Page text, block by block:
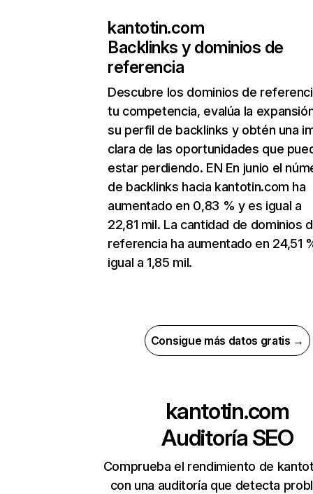
kantotin.com
Backlinks y dominios de
referencia
Descubre los dominios de
tu competencia, evalúa la
su perfil de backlinks y obtén una
clara de las oportunidades que
estar perdiendo. EN En junio el
de backlinks hacia kantotin.com ha
aumentado en 0,83 % y es igual a
22,81 mil. La cantidad de dominios
referencia ha aumentado en 24,51
igual a 1,85 mil.
Consigue más datos gratis →
kantotin.com
Auditoría SEO
Comprueba el rendimiento de
con una auditoría que detecta